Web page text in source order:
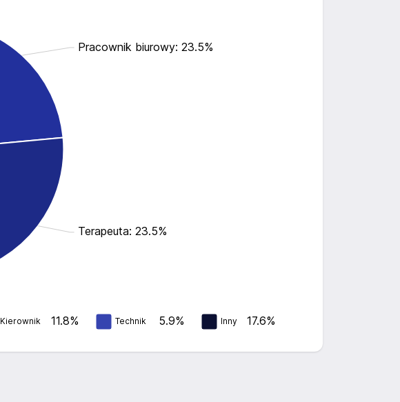
Pracownik biurowy: 23.5%
Terapeuta: 23.5%
Kierownik 11.8% Technik 5.9% Inny 17.6%